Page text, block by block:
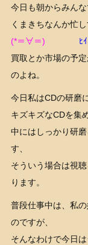
今日も朝からみん
くまきちなんか忙
(*＝∀＝)
ﾋ
買取とか市場の予
のよね。
今日私はCDの研磨
キズキズなCDを集
中にはしっかり研
す、
そういう場合は視
ります。
普段仕事中は、私
のですが、
そんなわけで今日